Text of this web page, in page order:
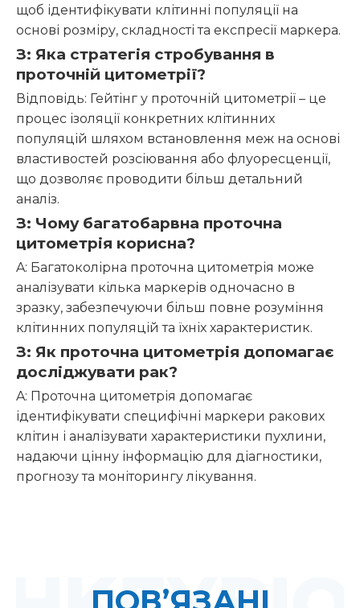
щоб ідентифікувати клітинні популяції на
основі розміру, складності та експресії маркера.
З: Яка стратегія стробування в
проточній цитометрії?
Відповідь: Гейтінг у проточній цитометрії – це
процес ізоляції конкретних клітинних
популяцій шляхом встановлення меж на основі
властивостей розсіювання або флуоресценції,
що дозволяє проводити більш детальний
аналіз.
З: Чому багатобарвна проточна
цитометрія корисна?
A: Багатоколірна проточна цитометрія може
аналізувати кілька маркерів одночасно в
зразку, забезпечуючи більш повне розуміння
клітинних популяцій та їхніх характеристик.
З: Як проточна цитометрія допомагає
досліджувати рак?
A: Проточна цитометрія допомагає
ідентифікувати специфічні маркери ракових
клітин і аналізувати характеристики пухлини,
надаючи цінну інформацію для діагностики,
прогнозу та моніторингу лікування.